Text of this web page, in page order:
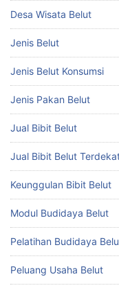
Desa Wisata Belut
Jenis Belut
Jenis Belut Konsumsi
Jenis Pakan Belut
Jual Bibit Belut
Jual Bibit Belut
Keunggulan Bibit Belut
Modul Budidaya Belut
Pelatihan Budidaya
Peluang Usaha Belut